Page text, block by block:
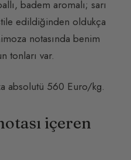
badem aromalı; sarı
edildiğinden oldukça
notasında benim
tonları var.
absolutü 560 Euro/kg.
içeren